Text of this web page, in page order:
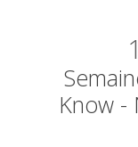
Know -